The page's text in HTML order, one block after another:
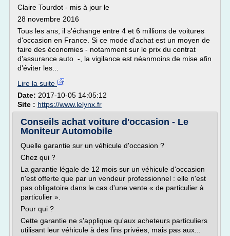
Claire Tourdot - mis à jour le
28 novembre 2016
Tous les ans, il s'échange entre 4 et 6 millions de voitures
d'occasion en France. Si ce mode d'achat est un moyen de
faire des économies - notamment sur le prix du contrat
d'assurance auto -, la vigilance est néanmoins de mise afin
d'éviter les...
Lire la suite
Date: 2017-10-05 14:05:12
Site : https://www.lelynx.fr
Conseils achat voiture d'occasion - Le
Moniteur Automobile
Quelle garantie sur un véhicule d'occasion ?
Chez qui ?
La garantie légale de 12 mois sur un véhicule d'occasion
n'est offerte que par un vendeur professionnel : elle n'est
pas obligatoire dans le cas d'une vente « de particulier à
particulier ».
Pour qui ?
Cette garantie ne s'applique qu'aux acheteurs particuliers
utilisant leur véhicule à des fins privées, mais pas aux...